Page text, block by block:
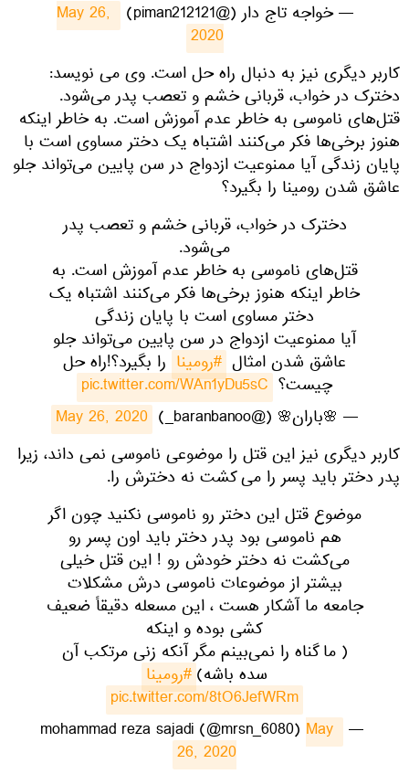
— خواجه تاج دار (@piman212121)
May 26,
2020
کاربر دیگری نیز به دنبال راه حل است. وی می نویسد:
دخترک در خواب، قربانی خشم و تعصب پدر می‌شود.
قتل‌های ناموسی به خاطر عدم آموزش است. به خاطر اینکه
هنوز برخی‌ها فکر می‌کنند اشتباه یک دختر مساوی است با
پایان زندگی آیا ممنوعیت ازدواج در سن پایین می‌تواند جلو
عاشق شدن رومینا را بگیرد؟
دخترک در خواب، قربانی خشم و تعصب پدر
می‌شود.
قتل‌های ناموسی به خاطر عدم آموزش است. به
خاطر اینکه هنوز برخی‌ها فکر می‌کنند اشتباه یک
دختر مساوی است با پایان زندگی
آیا ممنوعیت ازدواج در سن پایین می‌تواند جلو
عاشق شدن امثال #رومینا را بگیرد؟!راه حل
چیست؟ pic.twitter.com/WAn1yDu5sC
— 🌸باران🌸 (@baranbanoo_)
May 26, 2020
کاربر دیگری نیز این قتل را موضوعی ناموسی نمی داند، زیرا
پدر دختر باید پسر را می کشت نه دخترش را.
موضوع قتل این دختر رو ناموسی نکنید چون اگر
هم ناموسی بود پدر دختر باید اون پسر رو
می‌کشت نه دختر خودش رو ! این قتل خیلی
بیشتر از موضوعات ناموسی درش مشکلات
جامعه ما آشکار هست ، این مسعله دقیقاً ضعیف
کشی بوده و اینکه
( ما گناه را نمی‌بینم مگر آنکه زنی مرتکب آن
سده باشه)#رومینا
pic.twitter.com/8tO6JefWRm
— mohammad reza sajadi (@mrsn_6080)
May
26, 2020